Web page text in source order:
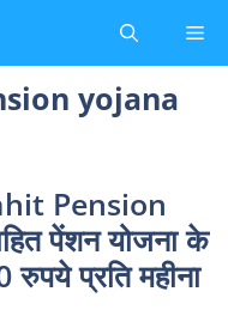
yojana
Pension
पेंशन योजना के
प्रति महीना